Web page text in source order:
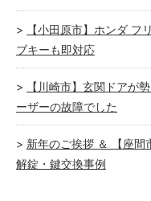
【小田原市】ホンダ フ
ブキーも即対応
【川崎市】玄関ドアが
ーザーの故障でした
新年のご挨拶 ＆ 【座間
解錠・鍵交換事例